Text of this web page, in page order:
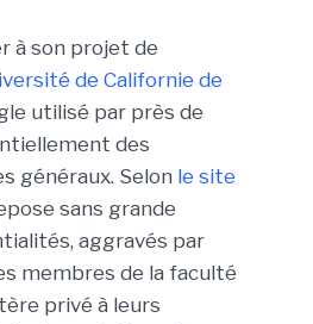
à son projet de
de Californie de
utilisé par près de
des
généraux. Selon le site
sans grande
aggravés par
membres de la faculté
privé à leurs